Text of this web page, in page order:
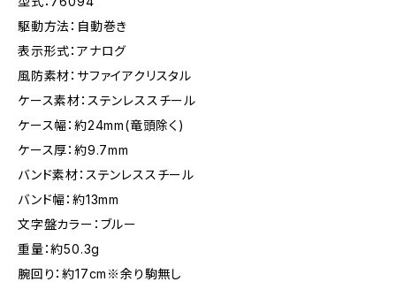
駆動方法：自動巻き
表示形式：アナログ
風防素材：サファイアクリスタル
ケース素材：ステンレススチール
ケース幅：約24mm(竜頭除く)
ケース厚：約9.7mm
バンド素材：ステンレススチール
バンド幅：約13mm
文字盤カラー：ブルー
重量：約50.3g
腕回り：約17cm※余り駒無し